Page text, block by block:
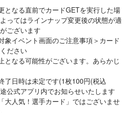
となる直前でカードGETを実行した場
ってはラインナップ変更後の状態が適
ございます
象イベント画面のご注意事項＞カード
ださい
となる可能性がございます。あらかじ
了日時は未定です(1枚100円(税込
公式アプリ内でお知らせいたします
大人気！選手カード」ではございませ